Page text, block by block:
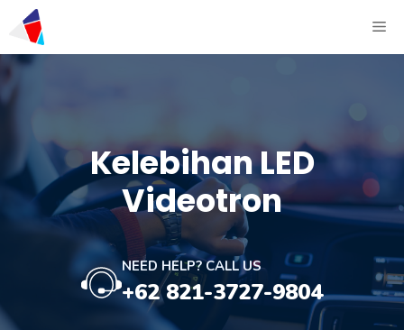
Kelebihan LED
Videotron
NEED HELP? CALL US
+62 821-3727-9804